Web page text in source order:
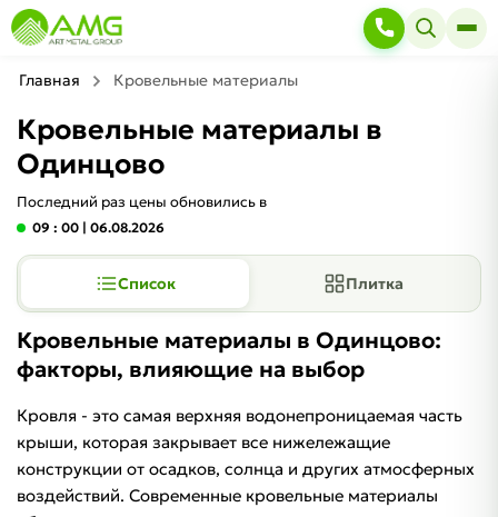
Главная Кровельные материалы
Кровельные материалы в
Одинцово
Последний раз цены обновились в
09 : 00 | 06.08.2026
Список Плитка
Кровельные материалы в Одинцово:
факторы, влияющие на выбор
Кровля - это самая верхняя водонепроницаемая часть
крыши, которая закрывает все нижележащие
конструкции от осадков, солнца и других атмосферных
воздействий. Современные кровельные материалы